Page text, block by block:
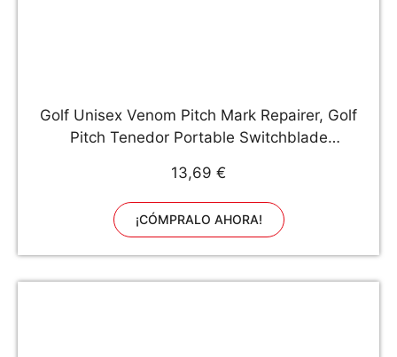
Golf Unisex Venom Pitch Mark Repairer, Golf
Pitch Tenedor Portable Switchblade
Golf Gift Ball Marker
13,69 €
¡CÓMPRALO AHORA!